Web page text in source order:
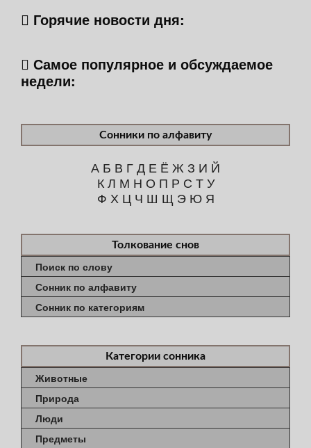
Горячие новости дня:
Самое популярное и обсуждаемое
недели:
Сонники по алфавиту
А Б В ГД Е Ё Ж З И Й
К Л М Н О П Р С Т У
Ф Х Ц Ч Ш Щ Э Ю Я
Толкование снов
Поиск по слову
Сонник по алфавиту
Сонник по категориям
Категории сонника
Животные
Природа
Люди
Предметы